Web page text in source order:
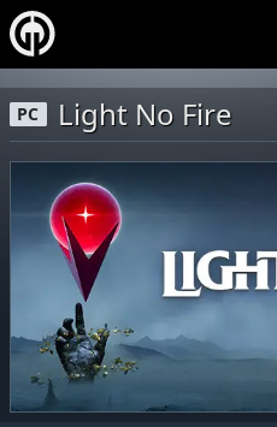
PC Light No Fire